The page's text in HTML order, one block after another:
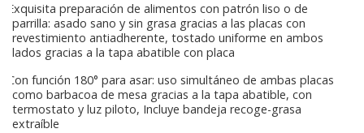
Exquisita preparación de alimentos con patrón liso o de
parrilla: asado sano y sin grasa gracias a las placas con
revestimiento antiadherente, tostado uniforme en ambos
lados gracias a la tapa abatible con placa
Con función 180° para asar: uso simultáneo de ambas placas
como barbacoa de mesa gracias a la tapa abatible, con
termostato y luz piloto, Incluye bandeja recoge-grasa
extraíble